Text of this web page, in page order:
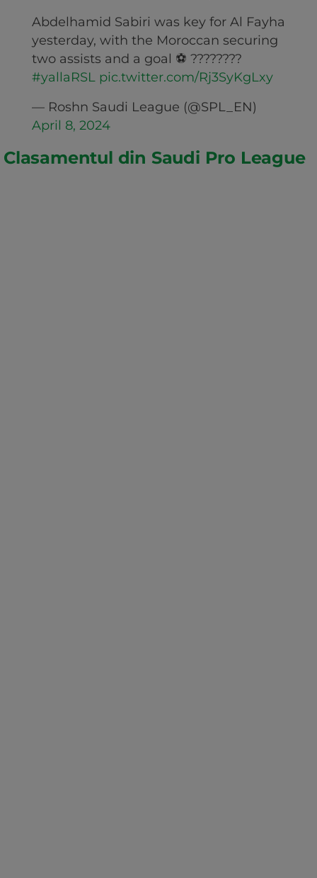
Abdelhamid Sabiri was key for Al Fayha
yesterday, with the Moroccan securing
two assists and a goal ⚽️ ????????
#yallaRSL pic.twitter.com/Rj3SyKgLxy
— Roshn Saudi League (@SPL_EN)
April 8, 2024
Clasamentul din Saudi Pro League